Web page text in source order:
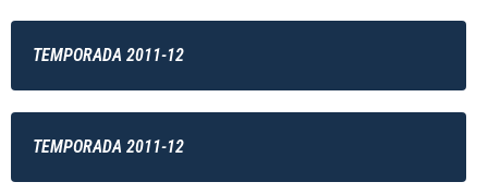
TEMPORADA 2011-12
TEMPORADA 2011-12